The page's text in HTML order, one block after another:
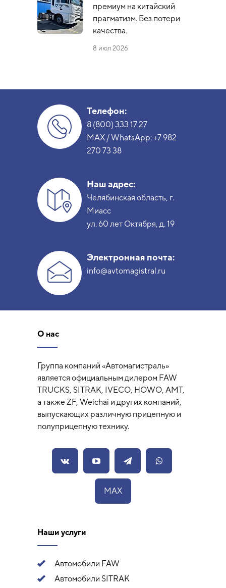
премиум на китайский
прагматизм. Без потери
качества.
8 июл 2026
Телефон:
8 (800) 333 17 27
MAX / WhatsApp:+7 982
270 73 38
Наш адрес:
Челябинская область, г.
Миасс
ул. 60 лет Октября, д. 19
Электронная почта:
info@avtomagistral.ru
О нас
Группа компаний «Автомагистраль»
является официальным дилером FAW
TRUCKS, SITRAK, IVECO, HOWO, AMT,
а также ZF, Weichai и других компаний,
выпускающих различную прицепную и
полуприцепную технику.
MAX
Наши услуги
Автомобили FAW
Автомобили SITRAK